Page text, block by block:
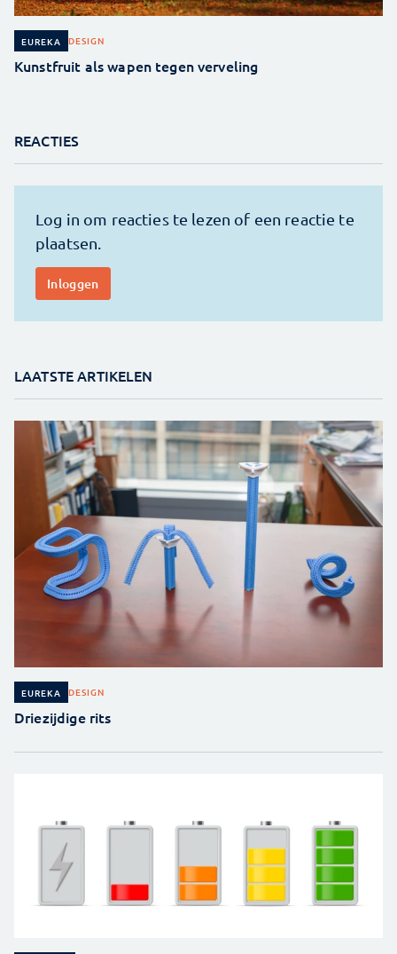
EUREKA DESIGN
Kunstfruit als wapen tegen verveling
REACTIES
LAATSTE ARTIKELEN
EUREKA DESIGN
Driezijdige rits